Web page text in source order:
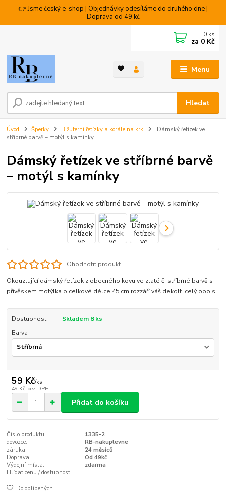
👉 Jsme český e-shop | Objednávky odesíláme do druhého dne |
Doprava od 49 kč
Menu
Hledat
0 ks
za 0 Kč
Úvod Šperky Bižuterní řetízky a korále na krk
Dámský řetízek ve
stříbrné barvě – motýl s kamínky
Dámský řetízek ve stříbrné barvě
– motýl s kamínky
Ohodnotit produkt
Okouzlující dámský řetízek z obecného kovu ve zlaté či stříbrné barvě s
přívěskem motýlka o celkové délce 45 cm rozzáří váš dekolt. celý popis
Dostupnost
Skladem 8 ks
Barva
59 Kč/ks
49 Kč bez DPH
Přidat do košíku
Číslo produktu:
1335-2
dovozce:
RB-nakuplevne
záruka:
24 měsíců
Doprava:
Od 49kč
Výdejní místa:
zdarma
Hlídat cenu / dostupnost
Do oblíbených